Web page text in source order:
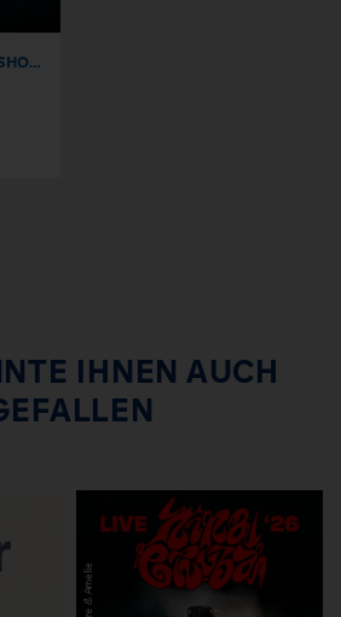
This is THE GREATEST SHOW! - Die größten Musical Hits aller Zeiten - Tour 2027
IHNEN AUCH